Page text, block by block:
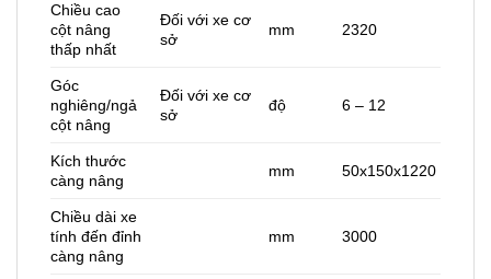
Chiều cao
cột nâng
thấp nhất
Đối với xe cơ
sở
mm 2320
Góc
nghiêng/ngả
cột nâng
Đối với xe cơ
sở
độ 6 – 12
Kích thước
càng nâng
mm 50x150x1220
Chiều dài xe
tính đến đỉnh
càng nâng
mm 3000